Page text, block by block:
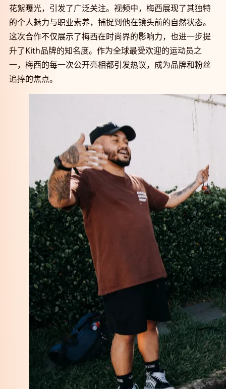
花絮曝光，引发了广泛关注。视频中，梅西展现了其独特
的个人魅力与职业素养，捕捉到他在镜头前的自然状态。
这次合作不仅展示了梅西在时尚界的影响力，也进一步提
升了Kith品牌的知名度。作为全球最受欢迎的运动员之
一，梅西的每一次公开亮相都引发热议，成为品牌和粉丝
追捧的焦点。